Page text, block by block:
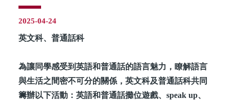
2025-04-24
英文科、普通話科
為讓同學感受到英語和普通話的語言魅力，瞭解語言
與生活之間密不可分的關係，英文科及普通話科共同
籌辦以下活動：英語和普通話攤位遊戲、speak up、